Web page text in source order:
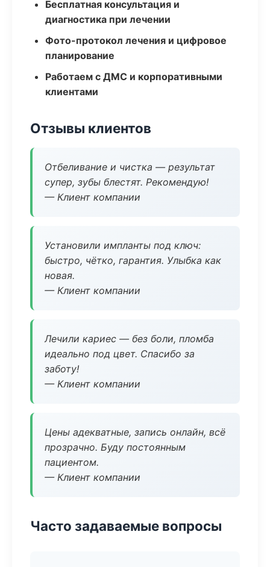
Бесплатная консультация и
диагностика при лечении
Фото-протокол лечения и цифровое
планирование
Работаем с ДМС и корпоративными
клиентами
Отзывы клиентов
Отбеливание и чистка — результат
супер, зубы блестят. Рекомендую!
— Клиент компании
Установили импланты под ключ:
быстро, чётко, гарантия. Улыбка как
новая.
— Клиент компании
Лечили кариес — без боли, пломба
идеально под цвет. Спасибо за
заботу!
— Клиент компании
Цены адекватные, запись онлайн, всё
прозрачно. Буду постоянным
пациентом.
— Клиент компании
Часто задаваемые вопросы